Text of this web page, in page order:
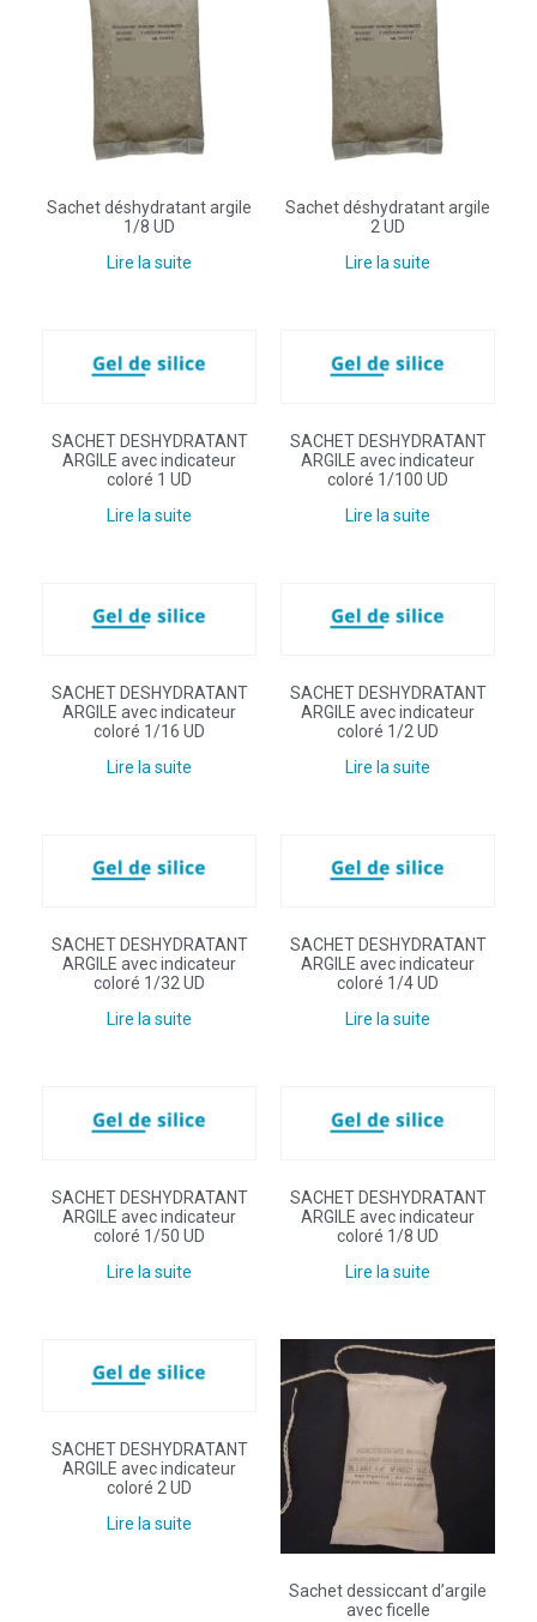
Sachet déshydratant argile
1/8 UD
Lire la suite
Sachet déshydratant argile
2 UD
Lire la suite
SACHET DESHYDRATANT
ARGILE avec indicateur
coloré 1 UD
Lire la suite
SACHET DESHYDRATANT
ARGILE avec indicateur
coloré 1/100 UD
Lire la suite
SACHET DESHYDRATANT
ARGILE avec indicateur
coloré 1/16 UD
Lire la suite
SACHET DESHYDRATANT
ARGILE avec indicateur
coloré 1/2 UD
Lire la suite
SACHET DESHYDRATANT
ARGILE avec indicateur
coloré 1/32 UD
Lire la suite
SACHET DESHYDRATANT
ARGILE avec indicateur
coloré 1/4 UD
Lire la suite
SACHET DESHYDRATANT
ARGILE avec indicateur
coloré 1/50 UD
Lire la suite
SACHET DESHYDRATANT
ARGILE avec indicateur
coloré 1/8 UD
Lire la suite
SACHET DESHYDRATANT
ARGILE avec indicateur
coloré 2 UD
Lire la suite
Sachet dessiccant d’argile
avec ficelle